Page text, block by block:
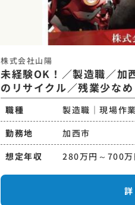
株式会社山陽
未経験OK！／製造職／加
のリサイクル／残業少なめ
職種
製造職｜現場作
勤務地
加西市
想定年収
280万円～700万